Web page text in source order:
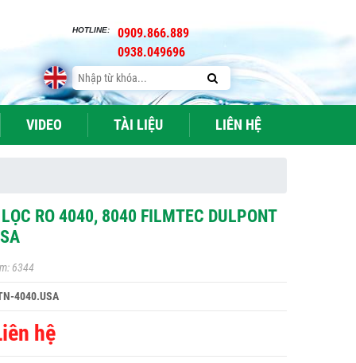
HOTLINE:
0909.866.889
0938.049696
VIDEO TÀI LIỆU LIÊN HỆ
RO 4040, 8040 FILMTEC DULPONT
6344
4040.USA
hệ